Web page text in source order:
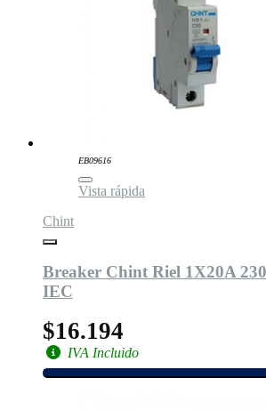
EB09616
Vista rápida
Chint
Breaker Chint Riel 1X20A
IEC
$16.194
IVA Incluido